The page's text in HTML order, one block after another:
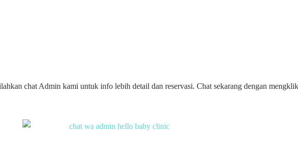
chat Admin kami untuk info lebih detail dan reservasi. Chat sekarang dengan